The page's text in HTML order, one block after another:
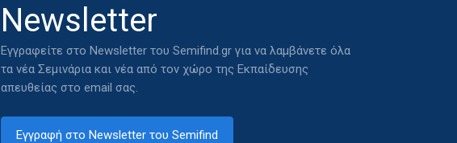
Newsletter
Εγγραφείτε στο Newsletter του Semifind.gr για να λαμβάνετε όλα
τα νέα Σεμινάρια και νέα από τον χώρο της Εκπαίδευσης
απευθείας στο email σας.
Εγγραφή στο Newsletter του Semifind